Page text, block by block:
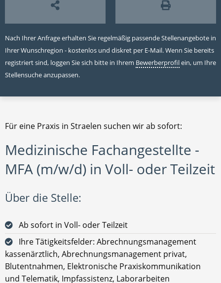
Nach Ihrer Anfrage erhalten Sie regelmäßig passende Stellenangebote in
Ihrer Wunschregion - kostenlos und diskret per E-Mail. Wenn Sie bereits
registriert sind, loggen Sie sich bitte in Ihrem Bewerberprofilein, um Ihre
Stellensuche anzupassen.
Für eine Praxis in Straelen suchen wir ab sofort:
Medizinische Fachangestellte -
MFA (m/w/d) in Voll- oder Teilzeit
Über die Stelle:
Ab sofort in Voll- oder Teilzeit
Ihre Tätigkeitsfelder: Abrechnungsmanagement
kassenärztlich, Abrechnungsmanagement privat,
Blutentnahmen, Elektronische Praxiskommunikation
und Telematik, Impfassistenz, Laborarbeiten